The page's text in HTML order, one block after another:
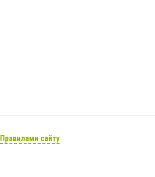
Правилами сайту